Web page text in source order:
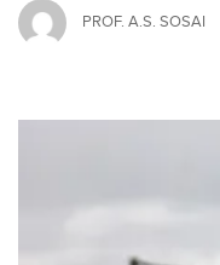
PROF. A.S. SOSAI